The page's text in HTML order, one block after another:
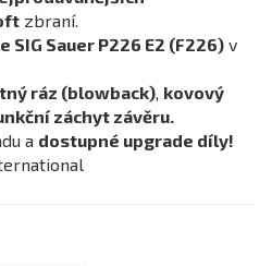
zbraní.
SIG Sauer P226 E2 (F226) v
ráz (blowback), kovový
záchyt závěru.
a dostupné upgrade díly!